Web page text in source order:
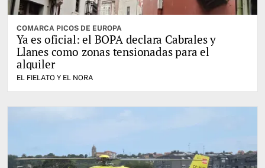
COMARCA PICOS DE EUROPA
Ya es oficial: el BOPA declara Cabrales y
Llanes como zonas tensionadas para el
alquiler
EL FIELATO Y EL NORA